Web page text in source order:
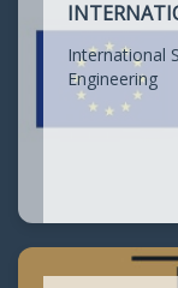
International
Engineering